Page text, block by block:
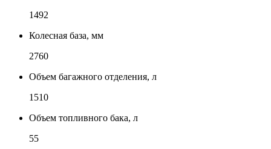
1492
Колесная база, мм
2760
Объем багажного отделения, л
1510
Объем топливного бака, л
55